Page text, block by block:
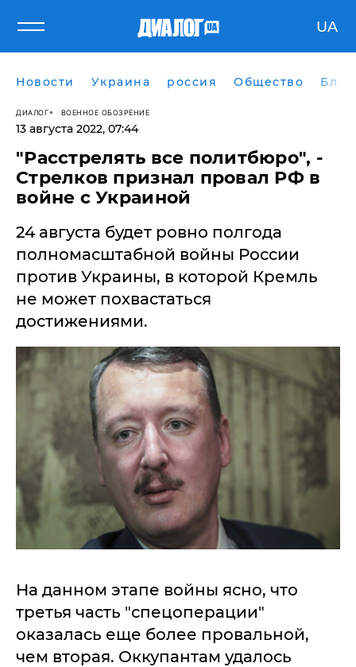
UA
Новости Украина россия Общество
ДИАЛОГ ВОЕННОЕ ОБОЗРЕНИЕ
13 августа 2022, 07:44
"Расстрелять все политбюро", -
Стрелков признал провал РФ в
войне с Украиной
24 августа будет ровно полгода
полномасштабной войны России
против Украины, в которой Кремль
не может похвастаться
достижениями.
На данном этапе войны ясно, что
третья часть "спецоперации"
оказалась еще более провальной,
чем вторая. Оккупантам удалось